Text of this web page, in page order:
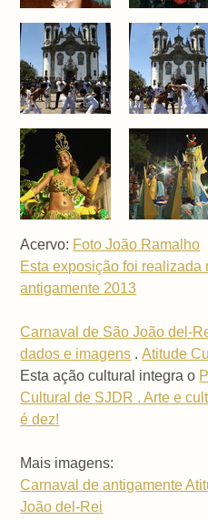
Acervo: Foto João Ramalho
Esta exposição foi realizada
antigamente 2013
Carnaval de São João del-
dados e imagens .Atitude
Esta ação cultural integra o
Cultural de SJDR . Arte e
é dez!
Mais imagens:
Carnaval de antigamente
João del-Rei